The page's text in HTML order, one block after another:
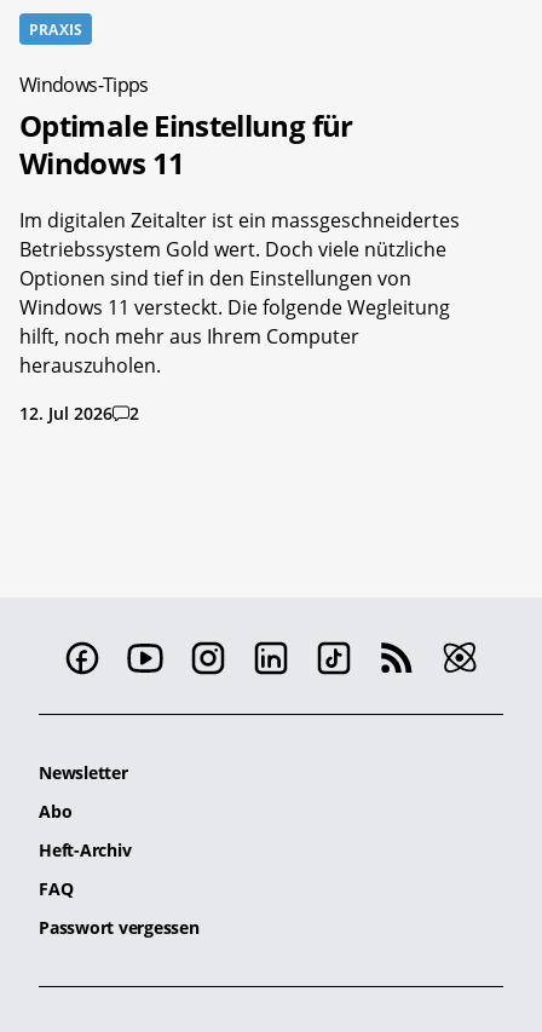
PRAXIS
Windows-Tipps
Optimale Einstellung für
Windows 11
Im digitalen Zeitalter ist ein massgeschneidertes
Betriebssystem Gold wert. Doch viele nützliche
Optionen sind tief in den Einstellungen von
Windows 11 versteckt. Die folgende Wegleitung
hilft, noch mehr aus Ihrem Computer
herauszuholen.
12. Jul 2026 2
Newsletter
Abo
Heft-Archiv
FAQ
Passwort vergessen